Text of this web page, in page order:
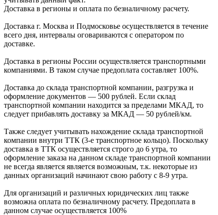
Доставка в регионы и оплата по безналичному расчету.
Доставка г. Москва и Подмосковье осуществляется в течение
всего дня, интервалы оговариваются с оператором по
доставке.
Доcтавка в регионы России осуществляется транспортными
компаниями. В таком случае предоплата составляет 100%.
Доставка до склада транспортной компании, разгрузка и
оформление документов — 500 рублей. Если склад
транспортной компании находится за пределами МКАД, то
следует прибавлять доставку за МКАД — 50 рублей/км.
Также следует учитывать нахождение склада транспортной
компании внутри ТТК (3-е транспортное кольцо). Поскольку
доставка в ТТК осуществляется строго до 6 утра, то
оформление заказа на данном складе транспортной компании
не всегда является является возможным, т.к. некоторые из
данных организаций начинают свою работу с 8-9 утра.
Для организаций и различных юридических лиц также
возможна оплата по безналичному расчету. Предоплата в
данном случае осуществляется 100%